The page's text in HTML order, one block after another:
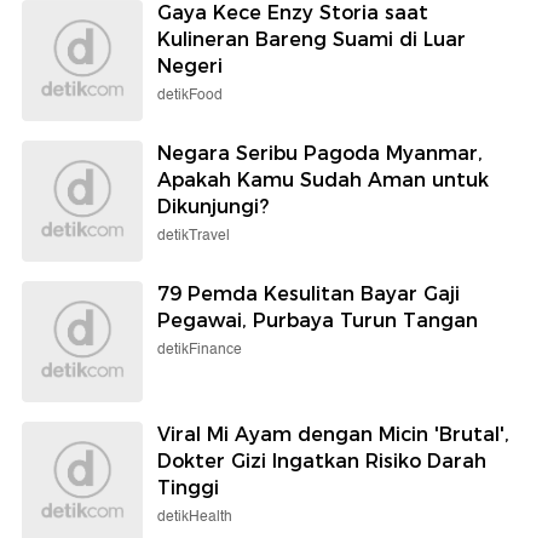
Gaya Kece Enzy Storia saat
Kulineran Bareng Suami di Luar
Negeri
detikFood
Negara Seribu Pagoda Myanmar,
Apakah Kamu Sudah Aman untuk
Dikunjungi?
detikTravel
79 Pemda Kesulitan Bayar Gaji
Pegawai, Purbaya Turun Tangan
detikFinance
Viral Mi Ayam dengan Micin 'Brutal',
Dokter Gizi Ingatkan Risiko Darah
Tinggi
detikHealth